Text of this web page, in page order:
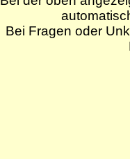
Bei Fragen oder